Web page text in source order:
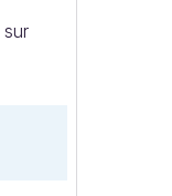
sur